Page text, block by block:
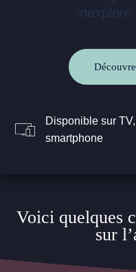
Disponible sur
smartphone
Voici quelques
sur